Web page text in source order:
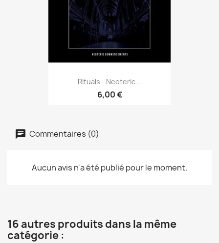
Rituals - Neoteric...
6,00 €
Commentaires (0)
Aucun avis n'a été publié pour le moment.
16 autres produits dans la même
catégorie :